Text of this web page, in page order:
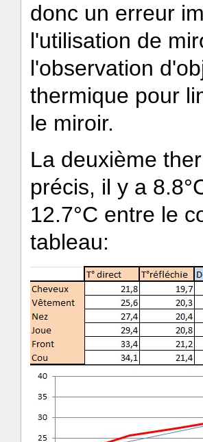
donc un erreur
l'utilisation de
l'observation
thermique pour
le miroir.
La deuxième
précis, il y a
12.7°C entre le
tableau: